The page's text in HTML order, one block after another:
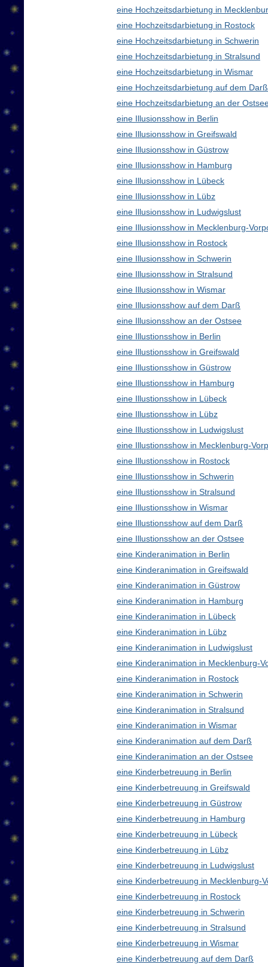
eine Hochzeitsdarbietung in
eine Hochzeitsdarbietung in Rostock
eine Hochzeitsdarbietung in Schwerin
eine Hochzeitsdarbietung in Stralsund
eine Hochzeitsdarbietung in Wismar
eine Hochzeitsdarbietung auf dem Darß
eine Hochzeitsdarbietung an der
eine Illusionsshow in Berlin
eine Illusionsshow in Greifswald
eine Illusionsshow in Güstrow
eine Illusionsshow in Hamburg
eine Illusionsshow in Lübeck
eine Illusionsshow in Lübz
eine Illusionsshow in Ludwigslust
eine Illusionsshow in Mecklenburg-
eine Illusionsshow in Rostock
eine Illusionsshow in Schwerin
eine Illusionsshow in Stralsund
eine Illusionsshow in Wismar
eine Illusionsshow auf dem Darß
eine Illusionsshow an der Ostsee
eine Illustionsshow in Berlin
eine Illustionsshow in Greifswald
eine Illustionsshow in Güstrow
eine Illustionsshow in Hamburg
eine Illustionsshow in Lübeck
eine Illustionsshow in Lübz
eine Illustionsshow in Ludwigslust
eine Illustionsshow in Mecklenburg-
eine Illustionsshow in Rostock
eine Illustionsshow in Schwerin
eine Illustionsshow in Stralsund
eine Illustionsshow in Wismar
eine Illustionsshow auf dem Darß
eine Illustionsshow an der Ostsee
eine Kinderanimation in Berlin
eine Kinderanimation in Greifswald
eine Kinderanimation in Güstrow
eine Kinderanimation in Hamburg
eine Kinderanimation in Lübeck
eine Kinderanimation in Lübz
eine Kinderanimation in Ludwigslust
eine Kinderanimation in Mecklenburg-
eine Kinderanimation in Rostock
eine Kinderanimation in Schwerin
eine Kinderanimation in Stralsund
eine Kinderanimation in Wismar
eine Kinderanimation auf dem Darß
eine Kinderanimation an der Ostsee
eine Kinderbetreuung in Berlin
eine Kinderbetreuung in Greifswald
eine Kinderbetreuung in Güstrow
eine Kinderbetreuung in Hamburg
eine Kinderbetreuung in Lübeck
eine Kinderbetreuung in Lübz
eine Kinderbetreuung in Ludwigslust
eine Kinderbetreuung in Mecklenburg-
eine Kinderbetreuung in Rostock
eine Kinderbetreuung in Schwerin
eine Kinderbetreuung in Stralsund
eine Kinderbetreuung in Wismar
eine Kinderbetreuung auf dem Darß